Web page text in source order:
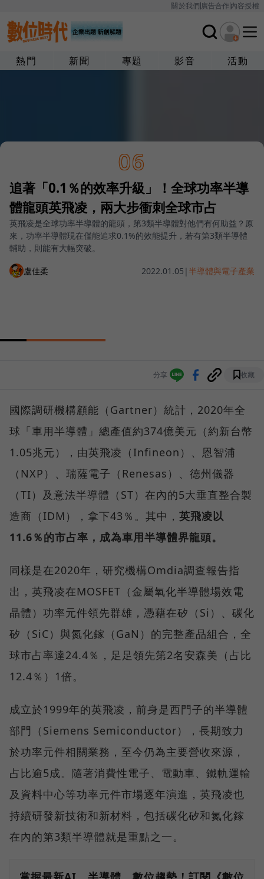
關於我們廣告合作內容授權
熱門 新聞 專題 影音 活動
06
追著「0.1％的效率升級」！全球功率半導
體龍頭英飛凌，兩大步衝刺全球市占
英飛凌是全球功率半導體的龍頭，第3類半導體對他們有何助益？原
來，功率半導體現在僅能追求0.1%的效能提升，若有第3類半導體
輔助，則能有大幅突破。
盧佳柔 2022.01.05 |半導體與電子產業
分享 收藏
國際調研機構顧能（Gartner）統計，2020年全
球「車用半導體」總產值約374億美元（約新台幣
1.05兆元），由英飛凌（Infineon）、恩智浦
（NXP）、瑞薩電子（Renesas）、德州儀器
（TI）及意法半導體（ST）在內的5大垂直整合製
造商（IDM），拿下43％。其中， 英飛凌以
11.6％的市占率，成為車用半導體界龍頭。
同樣是在2020年，研究機構Omdia調查報告指
出，英飛凌在MOSFET（金屬氧化半導體場效電
晶體）功率元件領先群雄，憑藉在矽（Si）、碳化
矽（SiC）與氮化鎵（GaN）的完整產品組合，全
球市占率達24.4％，足足領先第2名安森美（占比
12.4％）1倍。
成立於1999年的英飛凌，前身是西門子的半導體
部門（Siemens Semiconductor），長期致力
於功率元件相關業務，至今仍為主要營收來源，
占比逾5成。隨著消費性電子、電動車、鐵軌運輸
及資料中心等功率元件市場逐年演進，英飛凌也
持續研發新技術和新材料，包括碳化矽和氮化鎵
在內的第3類半導體就是重點之一。